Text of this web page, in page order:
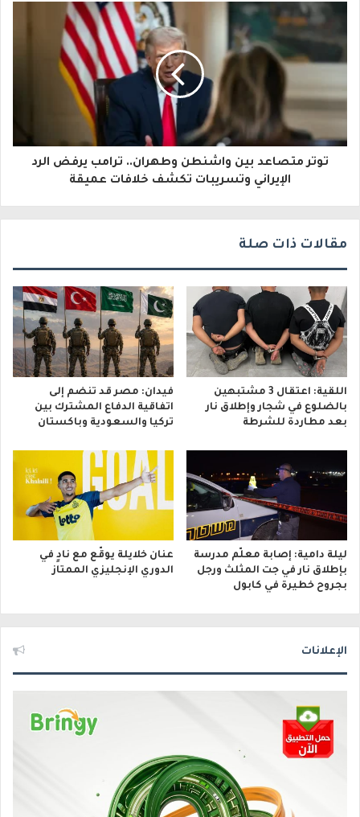
ل
ت
توتر متصاعد بين واشنطن وطهران.. ترامب يرفض الرد
الإيراني وتسريبات تكشف خلافات عميقة
مقالات ذات صلة
اللقية: اعتقال 3 مشتبهين
بالضلوع في شجار وإطلاق نار
بعد مطاردة للشرطة
فيدان: مصر قد تنضم إلى
اتفاقية الدفاع المشترك بين
تركيا والسعودية وباكستان
ليلة دامية: إصابة معلّم مدرسة
بإطلاق نار في جت المثلث ورجل
بجروح خطيرة في كابول
عنان خلايلة يوقّع مع نادٍ في
الدوري الإنجليزي الممتاز
الإعلانات